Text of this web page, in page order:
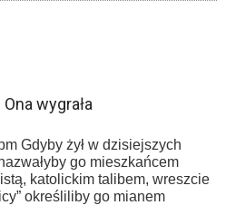
wygrała
Gdyby żył w dzisiejszych
go mieszkańcem
katolickim talibem, wreszcie
określiliby go mianem